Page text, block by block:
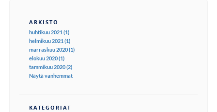
ARKISTO
huhtikuu 2021 (1)
helmikuu 2021 (1)
marraskuu 2020 (1)
elokuu 2020 (1)
tammikuu 2020 (2)
Näytä vanhemmat
KATEGORIAT